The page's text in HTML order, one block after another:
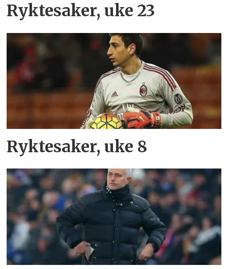
Ryktesaker, uke 23
Ryktesaker, uke 8